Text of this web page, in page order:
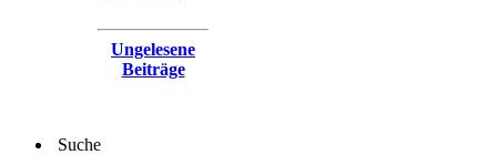
Ungelesene
Beiträge
Suche